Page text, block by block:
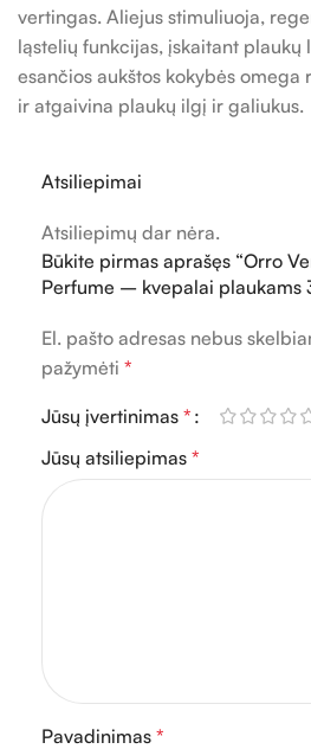
vertingas. Aliejus stimuliuoja,
ląstelių funkcijas, įskaitant plaukų
esančios aukštos kokybės
ir atgaivina plaukų ilgį ir galiukus.
Atsiliepimai
Atsiliepimų dar nėra.
Būkite pirmas aprašęs “Orro
Perfume – kvepalai plaukams
El. pašto adresas nebus
pažymėti *
Jūsų įvertinimas *
Jūsų atsiliepimas *
Pavadinimas *